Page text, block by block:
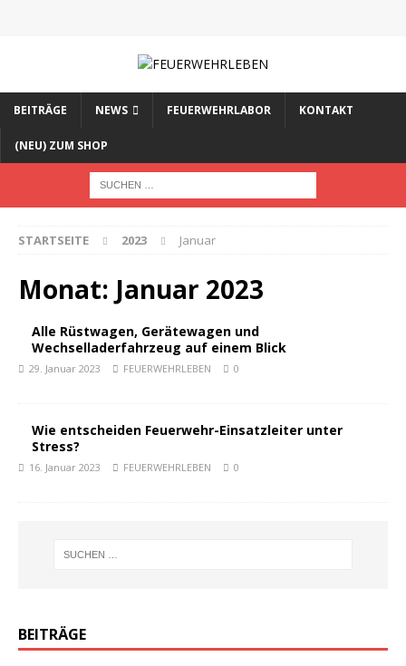
BEITRÄGE NEWS FEUERWEHRLABOR KONTAKT
(NEU) ZUM SHOP
STARTSEITE 2023 Januar
Monat: Januar 2023
Alle Rüstwagen, Gerätewagen und
Wechselladerfahrzeug auf einem Blick
29. Januar 2023 FEUERWEHRLEBEN 0
Wie entscheiden Feuerwehr-Einsatzleiter unter
Stress?
16. Januar 2023 FEUERWEHRLEBEN 0
BEITRÄGE